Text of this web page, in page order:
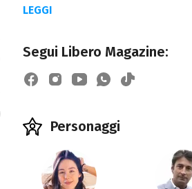
LEGGI
Segui Libero Magazine:
Personaggi